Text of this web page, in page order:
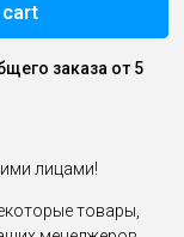
cart
заказа от 5
лицами!
товары,